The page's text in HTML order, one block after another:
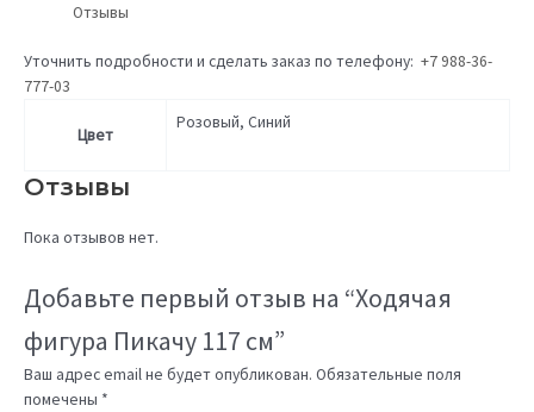
Отзывы
Уточнить подробности и сделать заказ по телефону: +7 988-36-
777-03
Цвет
Розовый, Синий
Отзывы
Пока отзывов нет.
Добавьте первый отзыв на “Ходячая
фигура Пикачу 117 см”
Ваш адрес email не будет опубликован. Обязательные поля
помечены *